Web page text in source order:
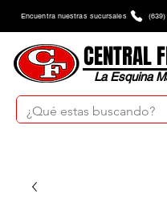
Encuentra nuestras sucursales
La Esquina
CENTRAL